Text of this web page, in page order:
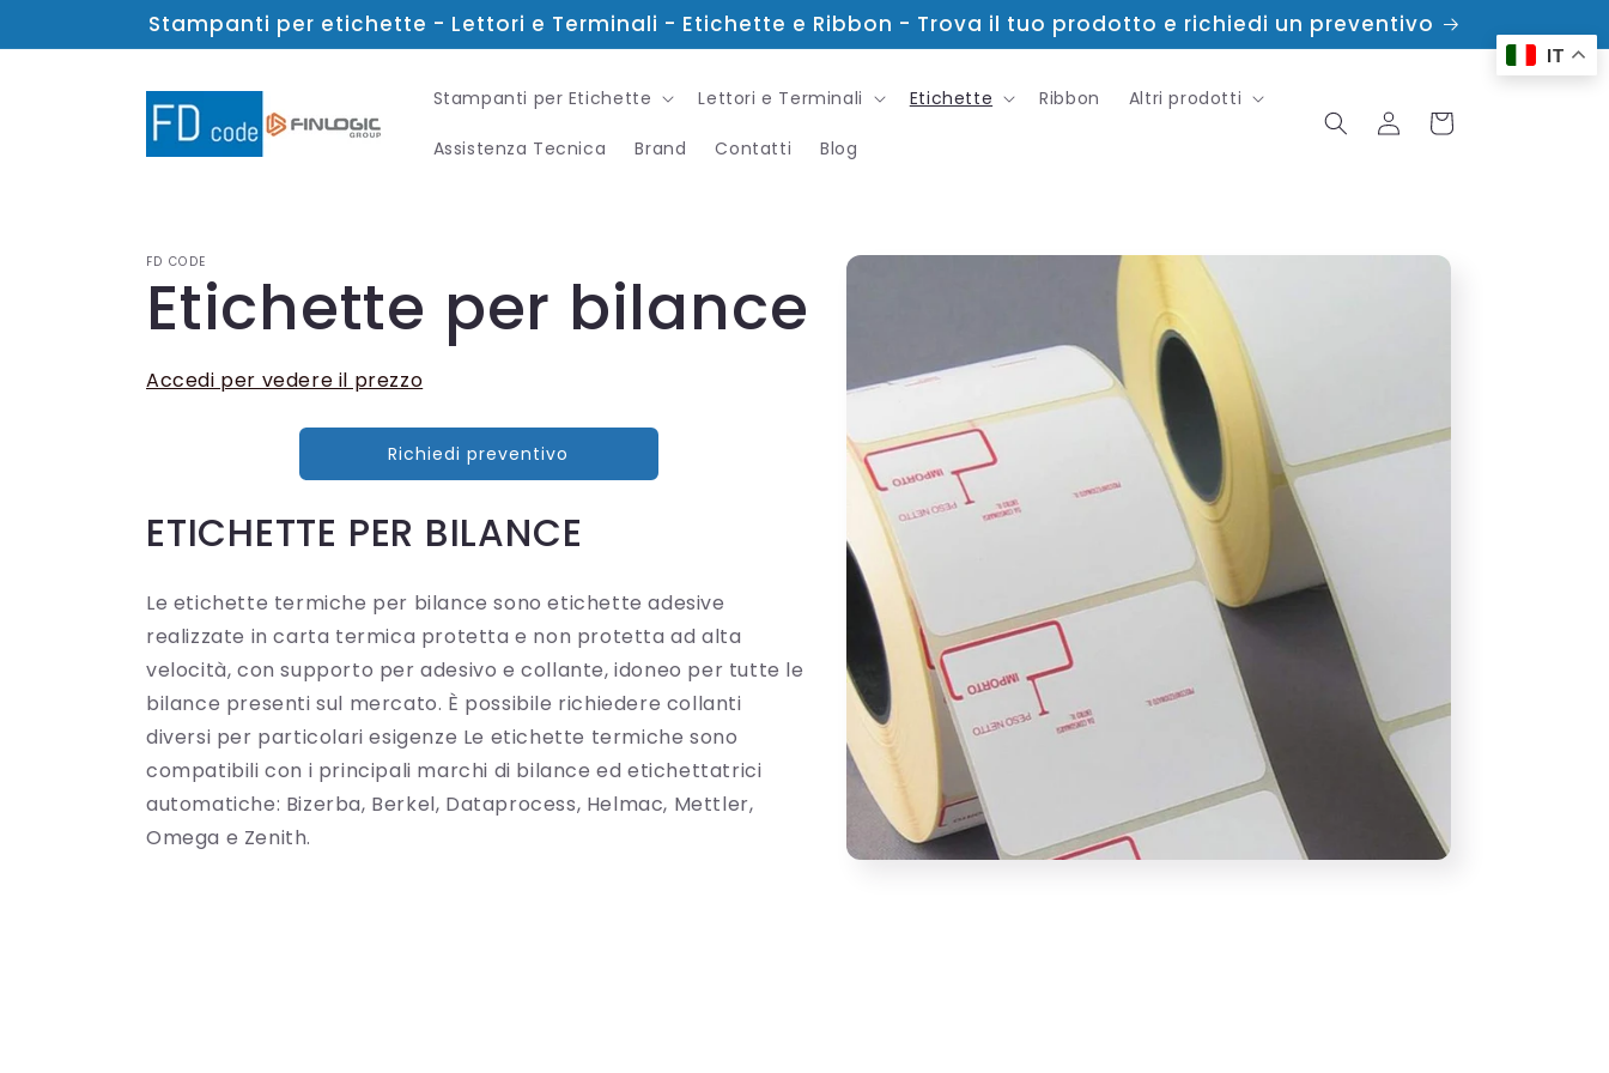
ai contenuti
Stampanti per etichette - Lettori e Terminali - Etichette e Ribbon - Trova il tuo prodotto e richiedi un preventivo
Stampanti per Etichette Lettori e Terminali Etichette Ribbon Altri prodotti
Assistenza Tecnica Brand Contatti Blog
Accedi Carrello
Passa alle
FD CODE
Etichette per bilance
Accedi per vedere il prezzo
Richiedi preventivo
ETICHETTE PER BILANCE
Le etichette termiche per bilance sono etichette adesive
realizzate in carta termica protetta e non protetta ad alta
velocità, con supporto per adesivo e collante, idoneo per tutte le
bilance presenti sul mercato. È possibile richiedere collanti
diversi per particolari esigenze Le etichette termiche sono
compatibili con i principali marchi di bilance ed etichettatrici
automatiche: Bizerba, Berkel, Dataprocess, Helmac, Mettler,
Omega e Zenith.
IT